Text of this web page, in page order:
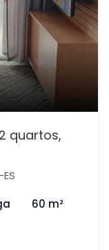
quartos,
60 m²